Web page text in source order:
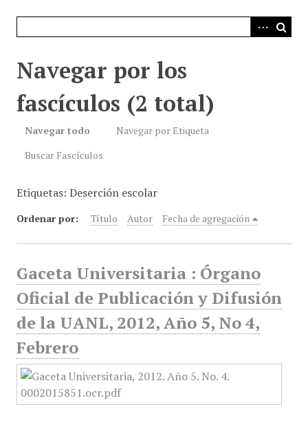
Navegar por los
fascículos (2 total)
Navegar todo
Navegar por Etiqueta
Buscar Fascículos
Etiquetas: Deserción escolar
Ordenar por: Título Autor Fecha de agregación
Gaceta Universitaria : Órgano
Oficial de Publicación y Difusión
de la UANL, 2012, Año 5, No 4,
Febrero